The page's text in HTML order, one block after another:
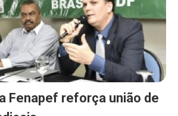
Fenapef reforça união de